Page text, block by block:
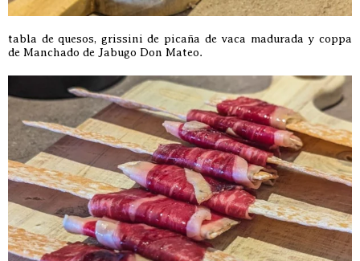
tabla de quesos, grissini de picaña de vaca madurada y coppa
de Manchado de Jabugo Don Mateo.